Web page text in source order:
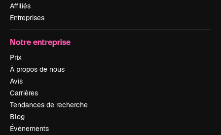
Affiliés
Entreprises
Notre entreprise
Prix
À propos de nous
Avis
Carrières
Tendances de recherche
Blog
Événements